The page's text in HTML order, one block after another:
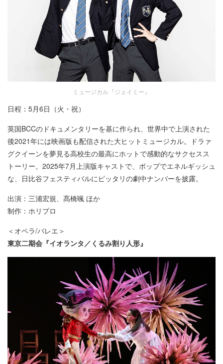
ミュージカル『ジェイミー』
日程：5月6日（火・祝）
英国BCCのドキュメンタリーを基に作られ、世界中で上演された
後2021年には映画版も配信された大ヒットミュージカル。ドラァ
グクイーンを夢見る高校生の最高にホットで感動的なサクセスス
トーリー。2025年7月上演版キャストで、ポップでエネルギッシュ
な、日比谷フェスティバルにピッタリの劇中ナンバーを披露。
出演：三浦宏規、髙橋颯 ほか
制作：ホリプロ
＜オペラ/バレエ＞
東京二期会『イオランタ／くるみ割り人形』